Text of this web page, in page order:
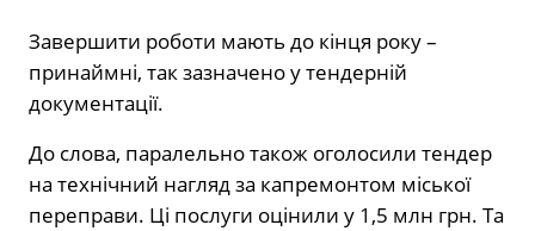
Завершити роботи мають до кінця року –
принаймні, так зазначено у тендерній
документації.
До слова, паралельно також оголосили тендер
на технічний нагляд за капремонтом міської
переправи. Ці послуги оцінили у 1,5 млн грн. Та